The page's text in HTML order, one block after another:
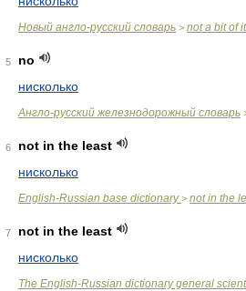
Новый англо-русский словарь > not a bit of it
5
no
нисколько
Англо-русский железнодорожный словарь
6
not in the least
нисколько
English-Russian base dictionary> not in the
7
not in the least
нисколько
The English-Russian dictionary general